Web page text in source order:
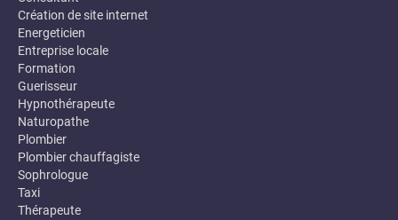
Création de site internet
Energeticien
Entreprise locale
Formation
Guerisseur
Hypnothérapeute
Naturopathe
Plombier
Plombier chauffagiste
Sophrologue
Taxi
Thérapeute